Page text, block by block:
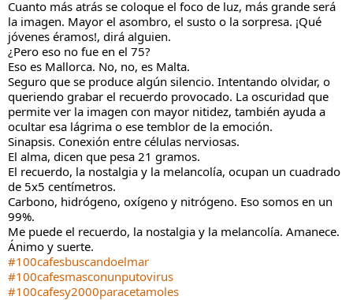
Cuanto más atrás se coloque el foco de luz, más grande será
la imagen. Mayor el asombro, el susto o la sorpresa. ¡Qué
jóvenes éramos!, dirá alguien.
¿Pero eso no fue en el 75?
Eso es Mallorca. No, no, es Malta.
Seguro que se produce algún silencio. Intentando olvidar, o
queriendo grabar el recuerdo provocado. La oscuridad que
permite ver la imagen con mayor nitidez, también ayuda a
ocultar esa lágrima o ese temblor de la emoción.
Sinapsis. Conexión entre células nerviosas.
El alma, dicen que pesa 21 gramos.
El recuerdo, la nostalgia y la melancolía, ocupan un cuadrado
de 5x5 centímetros.
Carbono, hidrógeno, oxígeno y nitrógeno. Eso somos en un
99%.
Me puede el recuerdo, la nostalgia y la melancolía. Amanece.
Ánimo y suerte.
#100cafesbuscandoelmar
#100cafesmasconunputovirus
#100cafesy2000paracetamoles